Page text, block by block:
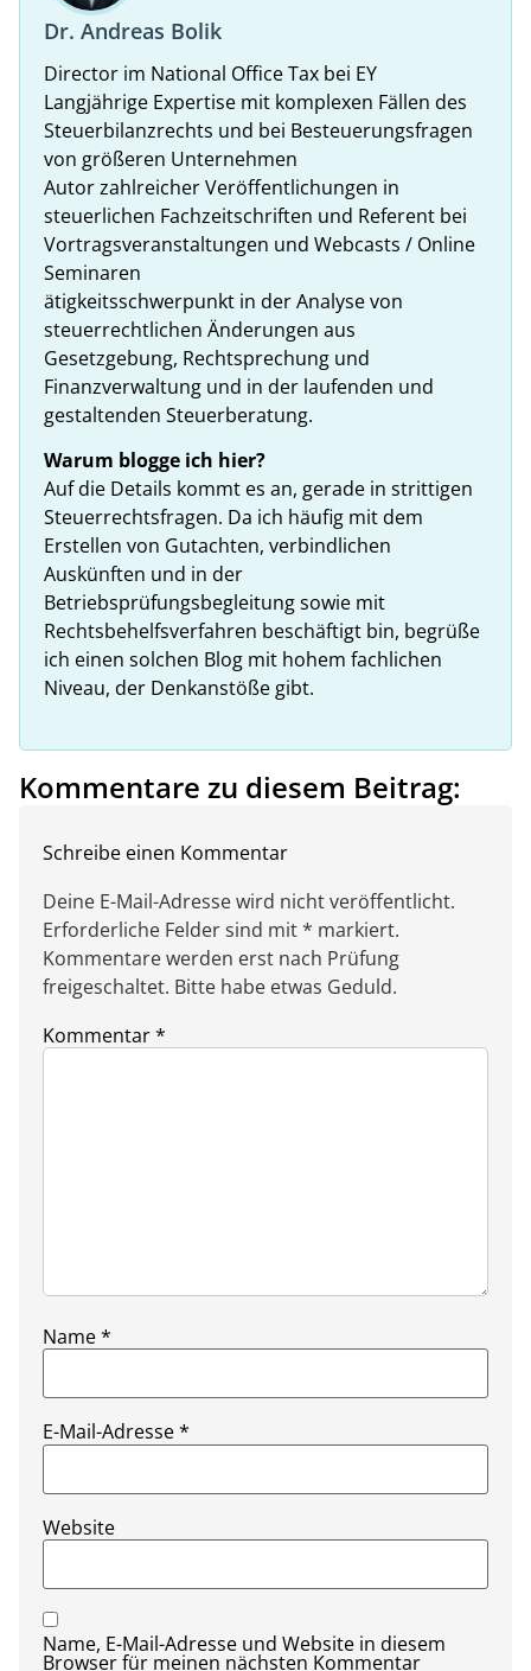
Dr. Andreas Bolik
Director im National Office Tax bei EY
Langjährige Expertise mit komplexen Fällen des
Steuerbilanzrechts und bei Besteuerungsfragen
von größeren Unternehmen
Autor zahlreicher Veröffentlichungen in
steuerlichen Fachzeitschriften und Referent bei
Vortragsveranstaltungen und Webcasts / Online
Seminaren
ätigkeitsschwerpunkt in der Analyse von
steuerrechtlichen Änderungen aus
Gesetzgebung, Rechtsprechung und
Finanzverwaltung und in der laufenden und
gestaltenden Steuerberatung.
Warum blogge ich hier?
Auf die Details kommt es an, gerade in strittigen
Steuerrechtsfragen. Da ich häufig mit dem
Erstellen von Gutachten, verbindlichen
Auskünften und in der
Betriebsprüfungsbegleitung sowie mit
Rechtsbehelfsverfahren beschäftigt bin, begrüße
ich einen solchen Blog mit hohem fachlichen
Niveau, der Denkanstöße gibt.
Kommentare zu diesem Beitrag:
Schreibe einen Kommentar
Deine E-Mail-Adresse wird nicht veröffentlicht.
Erforderliche Felder sind mit * markiert.
Kommentare werden erst nach Prüfung
freigeschaltet. Bitte habe etwas Geduld.
Kommentar*
Name*
E-Mail-Adresse*
Website
Name, E-Mail-Adresse und Website in diesem
Browser für meinen nächsten Kommentar